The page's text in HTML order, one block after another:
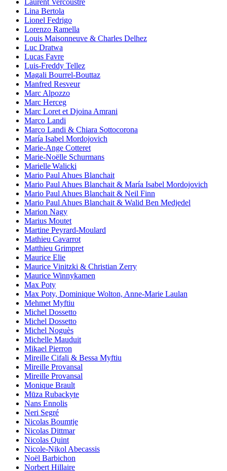
Laurent Vercoustre
Lina Bertola
Lionel Fedrigo
Lorenzo Ramella
Louis Maisonneuve & Charles Delhez
Luc Dratwa
Lucas Favre
Luis-Freddy Tellez
Magali Bourrel-Bouttaz
Manfred Resveur
Marc Alpozzo
Marc Herceg
Marc Loret et Djoina Amrani
Marco Landi
Marco Landi & Chiara Sottocorona
María Isabel Mordojovich
Marie-Ange Cotteret
Marie-Noëlle Schurmans
Marielle Walicki
Mario Paul Ahues Blanchait
Mario Paul Ahues Blanchait & María Isabel Mordojovich
Mario Paul Ahues Blanchait & Neil Finn
Mario Paul Ahues Blanchait & Walid Ben Medjedel
Marion Nagy
Marius Moutet
Martine Peyrard-Moulard
Mathieu Cavarrot
Matthieu Grimpret
Maurice Elie
Maurice Vinitzki & Christian Zerry
Maurice Winnykamen
Max Poty
Max Poty, Dominique Wolton, Anne-Marie Laulan
Mehmet Myftiu
Michel Dossetto
Michel Dossetto
Michel Noguès
Michelle Mauduit
Mikael Pierron
Mireille Cifali & Bessa Myftiu
Mireille Provansal
Mireille Provansal
Monique Brault
Mūza Rubackyte
Nans Ennolis
Neri Segré
Nicolas Boumtje
Nicolas Dittmar
Nicolas Quint
Nicole-Nikol Abecassis
Noël Barbichon
Norbert Hillaire